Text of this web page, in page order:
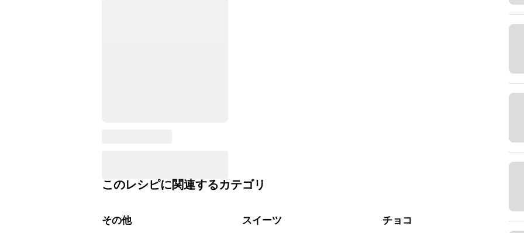
このレシピに関連するカテゴリ
その他 スイーツ チョコ